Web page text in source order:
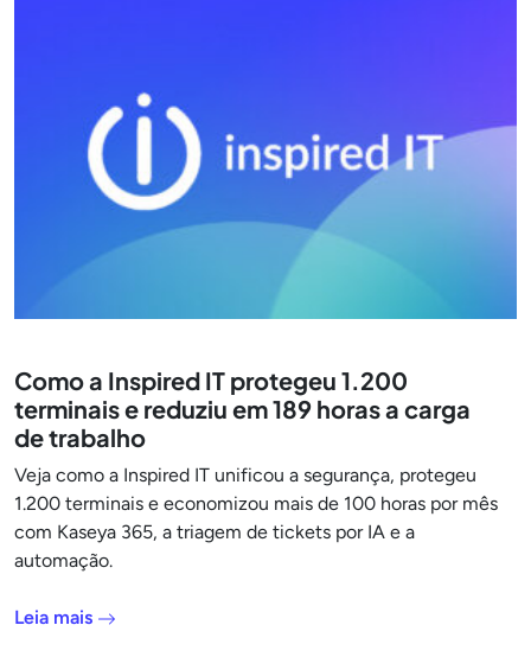
Como a Inspired IT protegeu 1.200
terminais e reduziu em 189 horas a carga
de trabalho
Veja como a Inspired IT unificou a segurança, protegeu
1.200 terminais e economizou mais de 100 horas por mês
com Kaseya 365, a triagem de tickets por IA e a
automação.
Leia mais